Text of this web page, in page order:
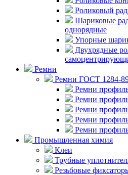
Роликовый
Шариковые
однорядные
Упорные
Двухрядные
Ремни
Ремни ГОСТ 1284-
Ремни
Ремни
Ремни
Ремни
Ремни
Промышленная химия
Клеи
Трубные
Резьбовые